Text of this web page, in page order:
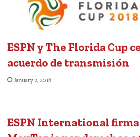
ESPN y The Florida Cup
acuerdo de transmisión
January 2, 2018
ESPN International